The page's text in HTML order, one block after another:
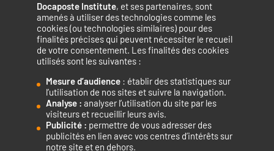
Docaposte Institute, et ses partenaires, sont
amenés à utiliser des technologies comme les
cookies (ou technologies similaires) pour des
finalités précises qui peuvent nécessiter le recueil
de votre consentement. Les finalités des cookies
utilisés sont les suivantes :
Mesure d’audience : établir des statistiques sur
l’utilisation de nos sites et suivre la navigation.
Analyse : analyser l’utilisation du site par les
visiteurs et recueillir leurs avis.
Publicité : permettre de vous adresser des
publicités en lien avec vos centres d’intérêts sur
notre site et en dehors.
Accélérateur de compétences numériques.